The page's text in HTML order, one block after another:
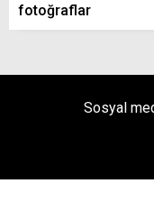
fotoğraflar
Sosyal